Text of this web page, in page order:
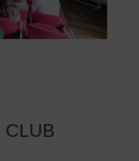
CLUB